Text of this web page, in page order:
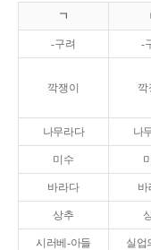
ㄱ
-구려 -
깍쟁이 깍
나무라다 나
미수
바라다 바
상추
시러베-아들 실업